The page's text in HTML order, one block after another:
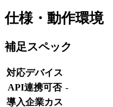
仕様・動作環境
補足スペック
対応デバイス
API連携可否 -
導入企業カス